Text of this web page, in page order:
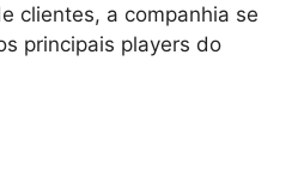
clientes, a companhia se
principais players do